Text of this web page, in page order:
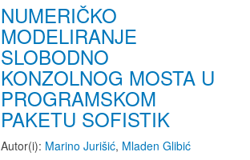
NUMERIČKO
MODELIRANJE
SLOBODNO
KONZOLNOG MOSTA U
PROGRAMSKOM
PAKETU SOFISTIK
Autor(i): Marino Jurišić, Mladen Glibić